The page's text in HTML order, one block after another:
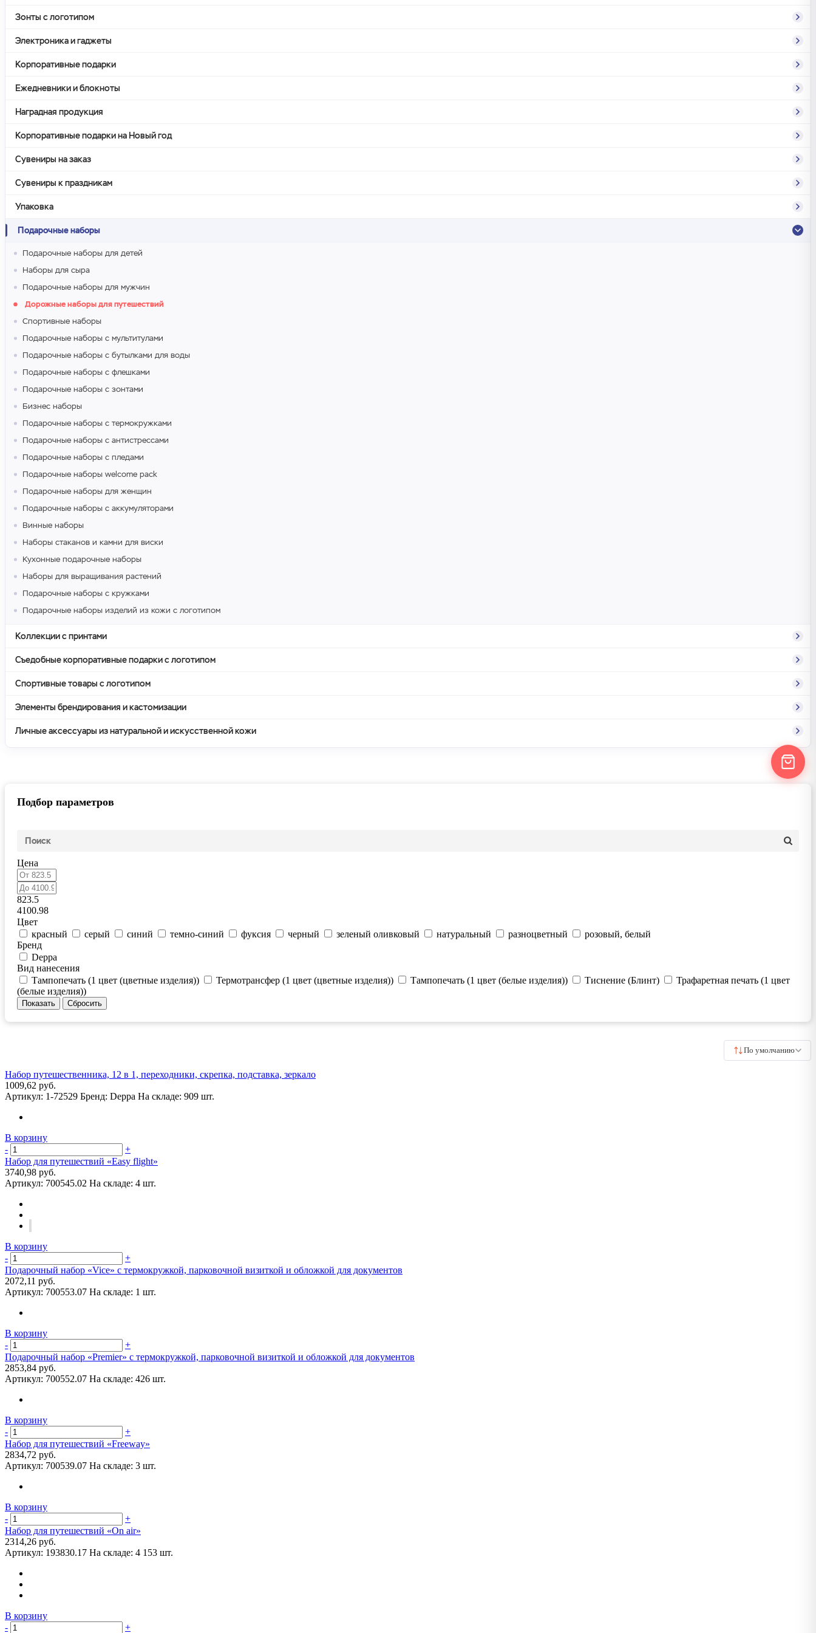
Зонты с логотипом
Электроника и гаджеты
Корпоративные подарки
Ежедневники и блокноты
Наградная продукция
Корпоративные подарки на Новый год
Сувениры на заказ
Сувениры к праздникам
Упаковка
Подарочные наборы
Подарочные наборы для детей
Наборы для сыра
Подарочные наборы для мужчин
Дорожные наборы для путешествий
Спортивные наборы
Подарочные наборы с мультитулами
Подарочные наборы с бутылками для воды
Подарочные наборы с флешками
Подарочные наборы с зонтами
Бизнес наборы
Подарочные наборы с термокружками
Подарочные наборы с антистрессами
Подарочные наборы с пледами
Подарочные наборы welcome pack
Подарочные наборы для женщин
Подарочные наборы с аккумуляторами
Винные наборы
Наборы стаканов и камни для виски
Кухонные подарочные наборы
Наборы для выращивания растений
Подарочные наборы с кружками
Подарочные наборы изделий из кожи с логотипом
Коллекции с принтами
Съедобные корпоративные подарки с логотипом
Спортивные товары с логотипом
Элементы брендирования и кастомизации
Личные аксессуары из натуральной и искусственной кожи
Подбор параметров
Цена
823.5
4100.98
Цвет
красный
серый синий темно-синий фуксия черный зеленый оливковый натуральный разноцветный
розовый, белый
Бренд
Deppa
Вид нанесения
Тампопечать (1 цвет (цветные изделия))
Термотрансфер (1 цвет (цветные изделия)) Тампопечать (1 цвет (белые изделия)) Тиснение (Блинт)
Трафаретная печать (1 цвет
(белые изделия))
По умолчанию
Набор путешественника, 12 в 1, переходники, скрепка, подставка, зеркало
1009,62 руб.
Артикул: 1-72529 Бренд: Deppa На складе: 909 шт.
В корзину
-
+
Набор для путешествий «Easy flight»
3740,98 руб.
Артикул: 700545.02 На складе: 4 шт.
В корзину
-
+
Подарочный набор «Vice» с термокружкой, парковочной визиткой и обложкой для документов
2072,11 руб.
Артикул: 700553.07 На складе: 1 шт.
В корзину
-
+
Подарочный набор «Premier» с термокружкой, парковочной визиткой и обложкой для документов
2853,84 руб.
Артикул: 700552.07 На складе: 426 шт.
В корзину
-
+
Набор для путешествий «Freeway»
2834,72 руб.
Артикул: 700539.07 На складе: 3 шт.
В корзину
-
+
Набор для путешествий «On air»
2314,26 руб.
Артикул: 193830.17 На складе: 4 153 шт.
В корзину
-
+